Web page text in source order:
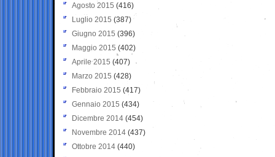
Agosto 2015 (416)
Luglio 2015 (387)
Giugno 2015 (396)
Maggio 2015 (402)
Aprile 2015 (407)
Marzo 2015 (428)
Febbraio 2015 (417)
Gennaio 2015 (434)
Dicembre 2014 (454)
Novembre 2014 (437)
Ottobre 2014 (440)